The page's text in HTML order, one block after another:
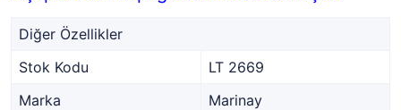
Diğer Özellikler
Stok Kodu
LT 2669
Marka
Marinay